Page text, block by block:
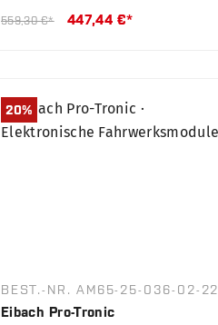
559,30 €* 447,44 €*
20%
BEST.-NR. AM65-25-036-02-22
Eibach Pro-Tronic